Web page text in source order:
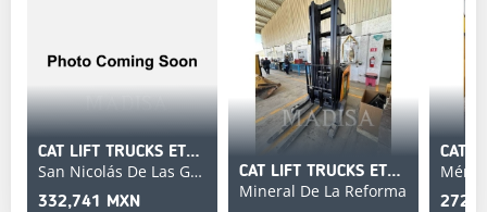
CAT LIFT TRUCKS ETR345A
San Nicolás De Las Garza
332,741 MXN
CAT LIFT TRUCKS ETR345
Mineral De La Reforma